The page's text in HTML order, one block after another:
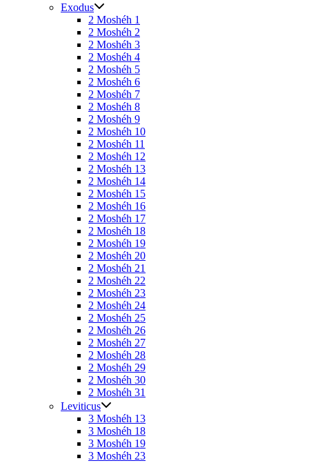
Exodus
2 Moshéh 1
2 Moshéh 2
2 Moshéh 3
2 Moshéh 4
2 Moshéh 5
2 Moshéh 6
2 Moshéh 7
2 Moshéh 8
2 Moshéh 9
2 Moshéh 10
2 Moshéh 11
2 Moshéh 12
2 Moshéh 13
2 Moshéh 14
2 Moshéh 15
2 Moshéh 16
2 Moshéh 17
2 Moshéh 18
2 Moshéh 19
2 Moshéh 20
2 Moshéh 21
2 Moshéh 22
2 Moshéh 23
2 Moshéh 24
2 Moshéh 25
2 Moshéh 26
2 Moshéh 27
2 Moshéh 28
2 Moshéh 29
2 Moshéh 30
2 Moshéh 31
Leviticus
3 Moshéh 13
3 Moshéh 18
3 Moshéh 19
3 Moshéh 23